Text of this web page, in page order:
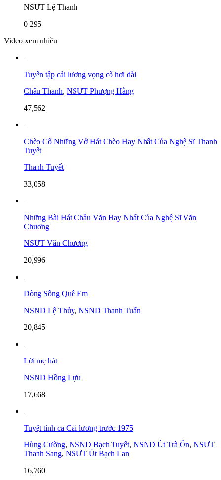
NSƯT Lệ Thanh
0 295
Video xem nhiều
Tuyển tập cải lương vọng cổ hơi dài
Châu Thanh, NSƯT Phượng Hằng
47,562
Chèo Cổ Những Vở Hát Chèo Hay Nhất Của Nghệ Sĩ Thanh
Tuyết
Thanh Tuyết
33,058
Những Bài Hát Chầu Văn Hay Nhất Của Nghệ Sĩ Văn
Chương
NSƯT Văn Chương
20,996
Dòng Sông Quê Em
NSND Lệ Thủy, NSND Thanh Tuấn
20,845
Lời mẹ hát
NSND Hồng Lựu
17,668
Tuyệt tình ca Cải lương trước 1975
Hùng Cường, NSND Bạch Tuyết, NSND Út Trà Ôn, NSƯT
Thanh Sang, NSƯT Út Bạch Lan
16,760